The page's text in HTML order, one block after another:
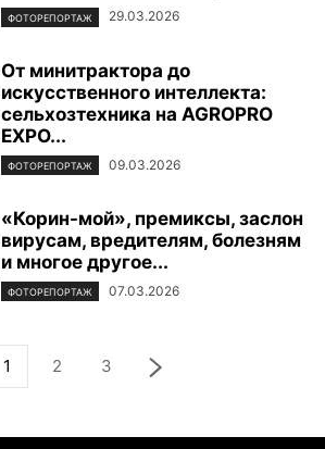
ФОТОРЕПОРТАЖ 29.03.2026
От минитрактора до
искусственного интеллекта:
сельхозтехника на AGROPRO
EXPO...
ФОТОРЕПОРТАЖ 09.03.2026
«Корин-мой», премиксы, заслон
вирусам, вредителям, болезням
и многое другое...
ФОТОРЕПОРТАЖ 07.03.2026
1 2 3